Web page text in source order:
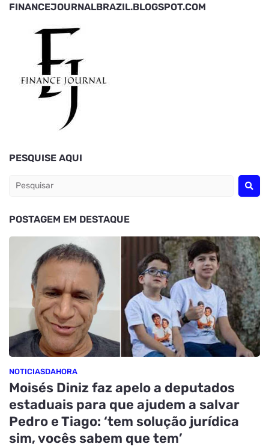
FINANCEJOURNALBRAZIL.BLOGSPOT.COM
PESQUISE AQUI
POSTAGEM EM DESTAQUE
NOTICIASDAHORA
Moisés Diniz faz apelo a deputados
estaduais para que ajudem a salvar
Pedro e Tiago: ‘tem solução jurídica
sim, vocês sabem que tem’